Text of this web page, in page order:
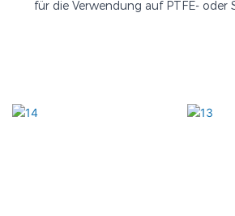
für die Verwendung auf PTFE- oder